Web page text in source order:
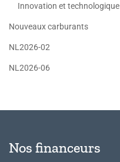
Innovation et technologique
Nouveaux carburants
NL2026-02
NL2026-06
Nos financeurs